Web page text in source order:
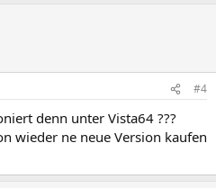
#4
denn unter Vista64 ???
wieder ne neue Version kaufen